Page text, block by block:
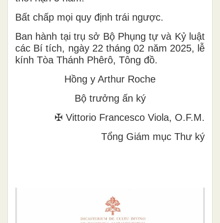
Bất chấp mọi quy định trái ngược.
Ban hành tại trụ sở Bộ Phụng tự và Kỷ luật
các Bí tích, ngày 22 tháng 02 năm 2025, lễ
kính Tòa Thánh Phêrô, Tông đồ.
Hồng y Arthur Roche
Bộ trưởng ấn ký
✠ Vittorio Francesco Viola, O.F.M.
Tổng Giám mục Thư ký